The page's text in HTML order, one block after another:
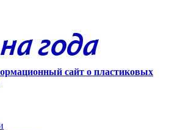
сайт о пластиковых